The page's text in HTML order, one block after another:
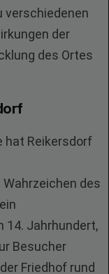
verschiedenen
der
des Ortes
hat Reikersdorf
des
14. Jahrhundert,
Besucher
Friedhof rund